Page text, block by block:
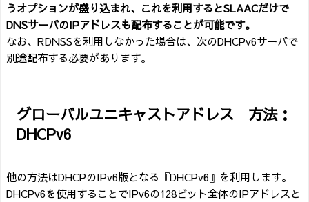
うオプションが盛り込まれ、これを利用するとSLAACだけで
DNSサーバのIPアドレスも配布することが可能です。
なお、RDNSSを利用しなかった場合は、次のDHCPv6サーバで
別途配布する必要があります。
グローバルユニキャストアドレス 方法：
DHCPv6
他の方法はDHCPのIPv6版となる『DHCPv6』を利用します。
DHCPv6を使用することでIPv6の128ビット全体のIPアドレスと